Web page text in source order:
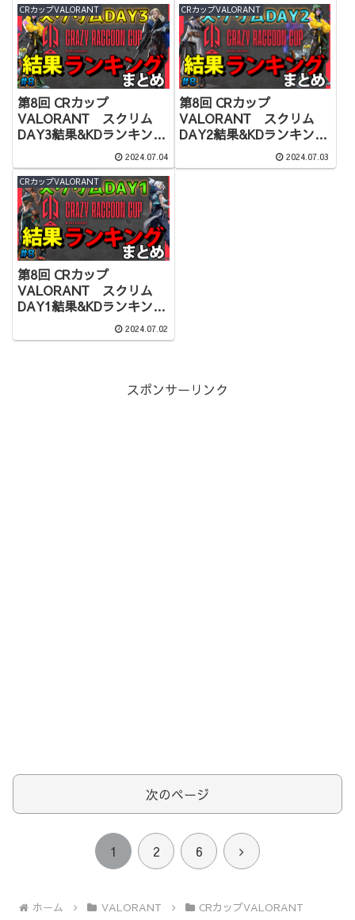
CRカップVALORANT
第8回 CRカップ
VALORANT スクリム
DAY3結果&KDランキング
2024.07.04
CRカップVALORANT
第8回 CRカップ
VALORANT スクリム
DAY2結果&KDランキング
2024.07.03
CRカップVALORANT
第8回 CRカップ
VALORANT スクリム
DAY1結果&KDランキング
2024.07.02
スポンサーリンク
次のページ
1 2 6
次
ホーム VALORANT CRカップVALORANT